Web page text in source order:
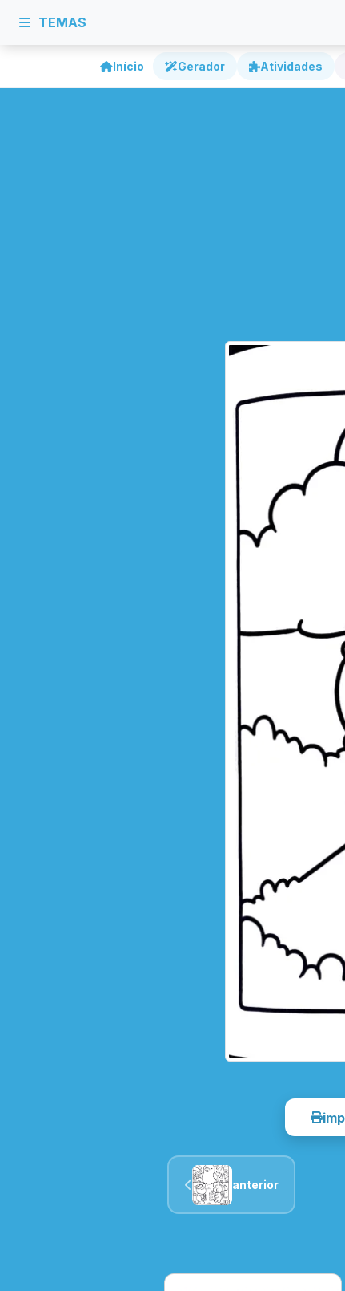
TEMAS
Início Gerador Atividades
anterior